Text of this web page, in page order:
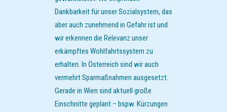
Dankbarkeit für unser Sozialsystem, das
aber auch zunehmend in Gefahr ist und
wir erkennen die Relevanz unser
erkämpftes Wohlfahrtssystem zu
erhalten. In Österreich sind wir auch
vermehrt Sparmaßnahmen ausgesetzt.
Gerade in Wien sind aktuell große
Einschnitte geplant – bspw. Kürzungen